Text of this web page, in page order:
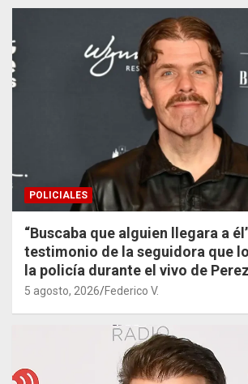
POLICIALES
“Buscaba que alguien llegara a
testimonio de la seguidora que
la policía durante el vivo de
5 agosto, 2026 Federico V.